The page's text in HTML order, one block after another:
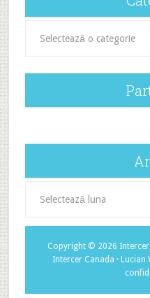
Copyright © 2026
Intercer Canada · Lucian